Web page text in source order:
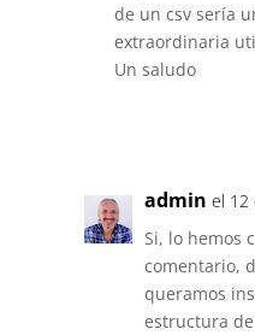
de un csv sería
extraordinaria
Un saludo
admin el 12
Si, lo hemos
comentario,
queramos
estructura